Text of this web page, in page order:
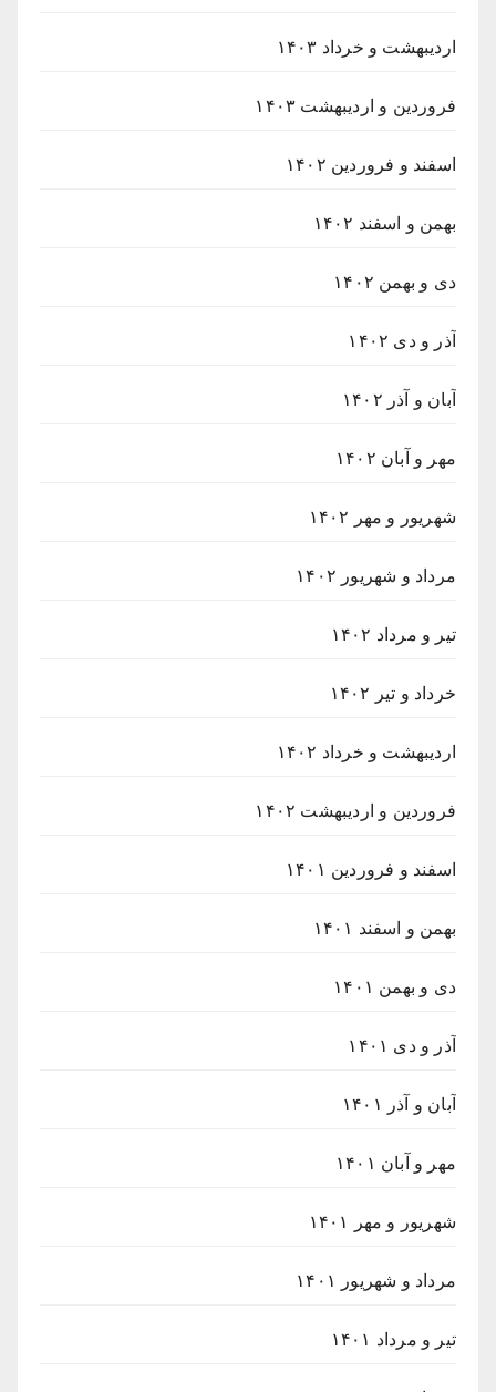
اردیبهشت و خرداد ۱۴۰۳
فروردین و اردیبهشت ۱۴۰۳
اسفند و فروردین ۱۴۰۲
بهمن و اسفند ۱۴۰۲
دی و بهمن ۱۴۰۲
آذر و دی ۱۴۰۲
آبان و آذر ۱۴۰۲
مهر و آبان ۱۴۰۲
شهریور و مهر ۱۴۰۲
مرداد و شهریور ۱۴۰۲
تیر و مرداد ۱۴۰۲
خرداد و تیر ۱۴۰۲
اردیبهشت و خرداد ۱۴۰۲
فروردین و اردیبهشت ۱۴۰۲
اسفند و فروردین ۱۴۰۱
بهمن و اسفند ۱۴۰۱
دی و بهمن ۱۴۰۱
آذر و دی ۱۴۰۱
آبان و آذر ۱۴۰۱
مهر و آبان ۱۴۰۱
شهریور و مهر ۱۴۰۱
مرداد و شهریور ۱۴۰۱
تیر و مرداد ۱۴۰۱